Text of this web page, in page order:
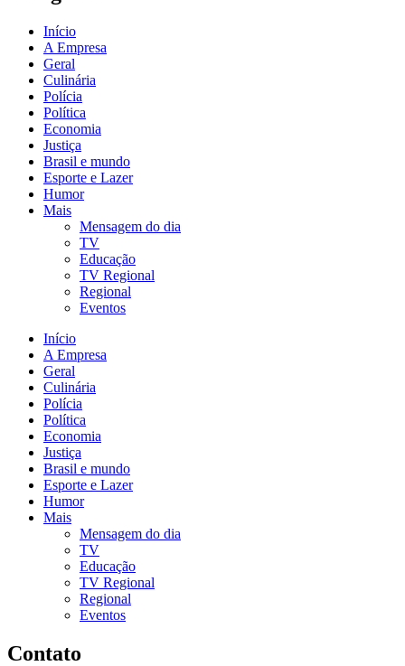
Início
A Empresa
Geral
Culinária
Polícia
Política
Economia
Justiça
Brasil e mundo
Esporte e Lazer
Humor
Mais
Mensagem do dia
TV
Educação
TV Regional
Regional
Eventos
Início
A Empresa
Geral
Culinária
Polícia
Política
Economia
Justiça
Brasil e mundo
Esporte e Lazer
Humor
Mais
Mensagem do dia
TV
Educação
TV Regional
Regional
Eventos
Contato